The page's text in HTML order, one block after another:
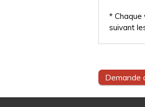
* Chaque
suivant
Demande